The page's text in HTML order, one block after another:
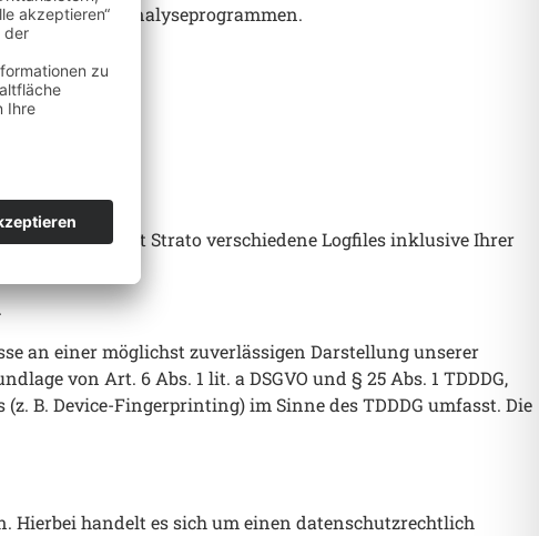
Analyseprogrammen.
erfasst Strato verschiedene Logfiles inklusive Ihrer
an einer möglichst zuverlässigen Darstellung unserer
von Art. 6 Abs. 1 lit. a DSGVO und § 25 Abs. 1 TDDDG,
B. Device-Fingerprinting) im Sinne des TDDDG umfasst. Die
Hierbei handelt es sich um einen datenschutzrechtlich